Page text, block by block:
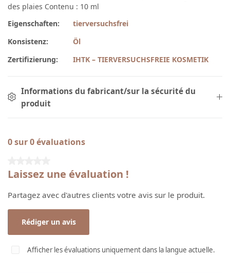
des plaies Contenu : 10 ml
Eigenschaften:
tierversuchsfrei
Konsistenz:
Öl
Zertifizierung:
IHTK – TIERVERSUCHSFREIE KOSMETIK
Informations du fabricant/sur la sécurité du
produit
0 sur 0 évaluations
Laissez une évaluation !
Partagez avec d'autres clients votre avis sur le produit.
Rédiger un avis
Afficher les évaluations uniquement dans la langue actuelle.